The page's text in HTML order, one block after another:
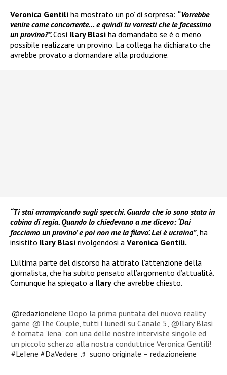
Veronica Gentili ha mostrato un po’ di sorpresa: “Vorrebbe
venire come concorrente… e quindi tu vorresti che le facessimo
un provino?”.Così Ilary Blasi ha domandato se è o meno
possibile realizzare un provino. La collega ha dichiarato che
avrebbe provato a domandare alla produzione.
“Ti stai arrampicando sugli specchi. Guarda che io sono stata in
cabina di regia. Quando lo chiedevano a me dicevo: ‘Dai
facciamo un provino’ e poi non me la filavo’. Lei è ucraina”, ha
insistito Ilary Blasi rivolgendosi a Veronica Gentili.
L’ultima parte del discorso ha attirato l’attenzione della
giornalista, che ha subito pensato all’argomento d’attualità.
Comunque ha spiegato a Ilary che avrebbe chiesto.
@redazioneiene Dopo la prima puntata del nuovo reality
game @The Couple, tutti i lunedì su Canale 5, @Ilary Blasi
è tornata "iena" con una delle nostre interviste singole ed
un piccolo scherzo alla nostra conduttrice Veronica Gentili!
#LeIene #DaVedere ♬ suono originale – redazioneiene